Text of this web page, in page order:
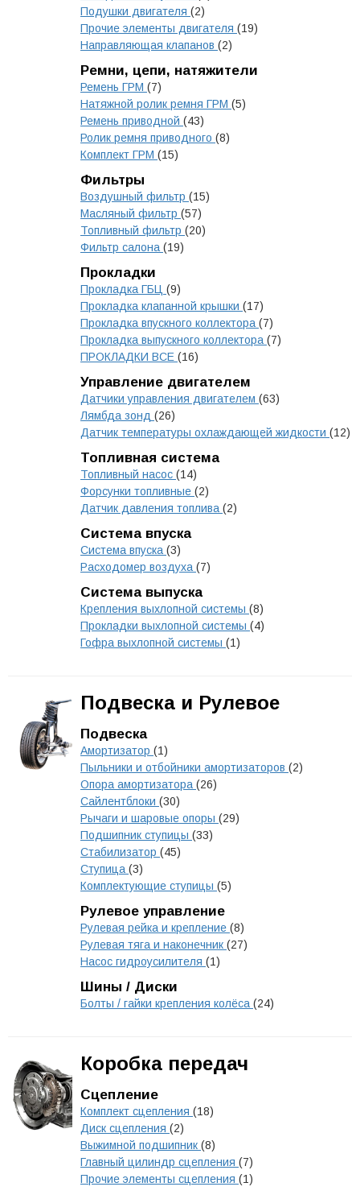
Подушки двигателя (2)
Прочие элементы двигателя (19)
Направляющая клапанов (2)
Ремни, цепи, натяжители
Ремень ГРМ (7)
Натяжной ролик ремня ГРМ (5)
Ремень приводной (43)
Ролик ремня приводного (8)
Комплект ГРМ (15)
Фильтры
Воздушный фильтр (15)
Масляный фильтр (57)
Топливный фильтр (20)
Фильтр салона (19)
Прокладки
Прокладка ГБЦ (9)
Прокладка клапанной крышки (17)
Прокладка впускного коллектора (7)
Прокладка выпускного коллектора (7)
ПРОКЛАДКИ ВСЕ (16)
Управление двигателем
Датчики управления двигателем (63)
Лямбда зонд (26)
Датчик температуры охлаждающей жидкости (12)
Топливная система
Топливный насос (14)
Форсунки топливные (2)
Датчик давления топлива (2)
Система впуска
Система впуска (3)
Расходомер воздуха (7)
Система выпуска
Крепления выхлопной системы (8)
Прокладки выхлопной системы (4)
Гофра выхлопной системы (1)
Подвеска и Рулевое
Подвеска
Амортизатор (1)
Пыльники и отбойники амортизаторов (2)
Опора амортизатора (26)
Сайлентблоки (30)
Рычаги и шаровые опоры (29)
Подшипник ступицы (33)
Стабилизатор (45)
Ступица (3)
Комплектующие ступицы (5)
Рулевое управление
Рулевая рейка и крепление (8)
Рулевая тяга и наконечник (27)
Насос гидроусилителя (1)
Шины / Диски
Болты / гайки крепления колёса (24)
Коробка передач
Сцепление
Комплект сцепления (18)
Диск сцепления (2)
Выжимной подшипник (8)
Главный цилиндр сцепления (7)
Прочие элементы сцепления (1)